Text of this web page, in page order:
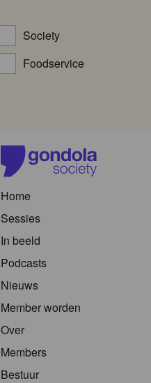
Society
Foodservice
Home
Sessies
In beeld
Podcasts
Nieuws
Member worden
Over
Members
Bestuur